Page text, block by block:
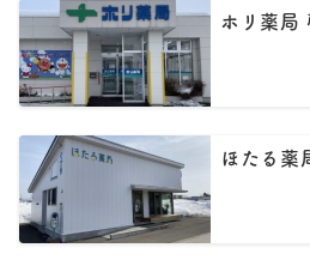
ホリ薬局
ほたる薬